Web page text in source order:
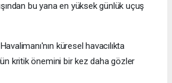
bu yana en yüksek günlük uçuş
küresel havacılıkta
kritik önemini bir kez daha gözler